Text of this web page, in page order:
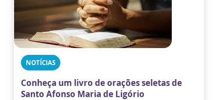
NOTÍCIAS
Conheça um livro de orações seletas de
Santo Afonso Maria de Ligório